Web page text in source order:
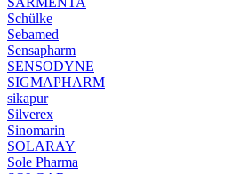
Schülke
Sebamed
Sensapharm
SENSODYNE
SIGMAPHARM
sikapur
Silverex
Sinomarin
SOLARAY
Sole Pharma